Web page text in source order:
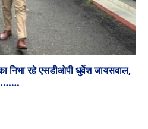
निभा रहे एसडीओपी धुर्वेश जायसवाल,